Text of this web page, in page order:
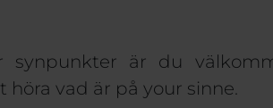
är du
höra vad är på your sinne.